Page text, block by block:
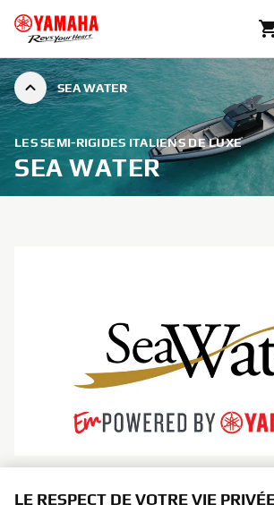
SEA WATER
LES SEMI-RIGIDES ITALIENS DE LUXE
SEA WATER
Sea Water construit de grands semi-
LE RESPECT DE VOTRE VIE